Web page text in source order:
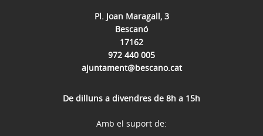
Pl. Joan Maragall, 3
Bescanó
17162
972 440 005
ajuntament@bescano.cat
De dilluns a divendres de 8h a 15h
Amb el suport de: